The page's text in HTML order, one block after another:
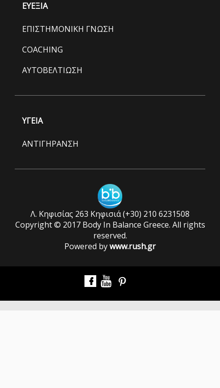
ΕΥΕΞΙΑ
ΕΠΙΣΤΗΜΟΝΙΚΗ ΓΝΩΣΗ
COACHING
ΑΥΤΟΒΕΛΤΙΩΣΗ
ΥΓΕΙΑ
ΑΝΤΙΓΗΡΑΝΣΗ
Λ. Κηφισίας 263 Κηφισιά (+30) 210 6231508
Copyright © 2017 Body In Balance Greece. All rights
reserved.
Powered bywww.rush.gr